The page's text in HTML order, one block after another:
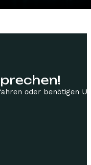
oder benötigen